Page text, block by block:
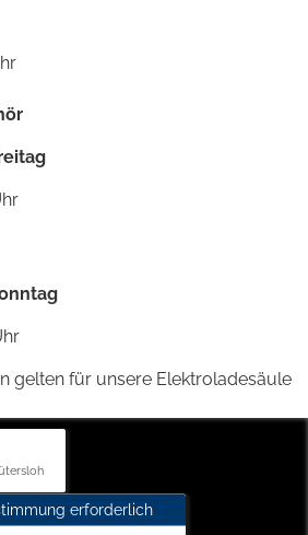
gelten für unsere Elektroladesäule
erforderlich